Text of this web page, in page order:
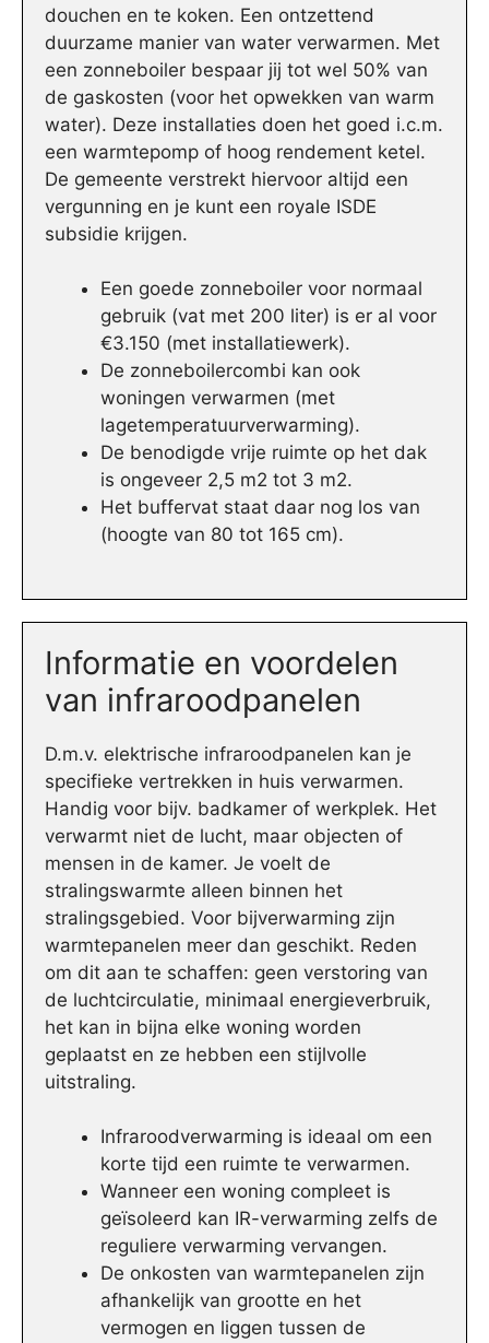
douchen en te koken. Een ontzettend
duurzame manier van water verwarmen. Met
een zonneboiler bespaar jij tot wel 50% van
de gaskosten (voor het opwekken van warm
water). Deze installaties doen het goed i.c.m.
een warmtepomp of hoog rendement ketel.
De gemeente verstrekt hiervoor altijd een
vergunning en je kunt een royale ISDE
subsidie krijgen.
Een goede zonneboiler voor normaal
gebruik (vat met 200 liter) is er al voor
€3.150 (met installatiewerk).
De zonneboilercombi kan ook
woningen verwarmen (met
lagetemperatuurverwarming).
De benodigde vrije ruimte op het dak
is ongeveer 2,5 m2 tot 3 m2.
Het buffervat staat daar nog los van
(hoogte van 80 tot 165 cm).
Informatie en voordelen
van infraroodpanelen
D.m.v. elektrische infraroodpanelen kan je
specifieke vertrekken in huis verwarmen.
Handig voor bijv. badkamer of werkplek. Het
verwarmt niet de lucht, maar objecten of
mensen in de kamer. Je voelt de
stralingswarmte alleen binnen het
stralingsgebied. Voor bijverwarming zijn
warmtepanelen meer dan geschikt. Reden
om dit aan te schaffen: geen verstoring van
de luchtcirculatie, minimaal energieverbruik,
het kan in bijna elke woning worden
geplaatst en ze hebben een stijlvolle
uitstraling.
Infraroodverwarming is ideaal om een
korte tijd een ruimte te verwarmen.
Wanneer een woning compleet is
geïsoleerd kan IR-verwarming zelfs de
reguliere verwarming vervangen.
De onkosten van warmtepanelen zijn
afhankelijk van grootte en het
vermogen en liggen tussen de